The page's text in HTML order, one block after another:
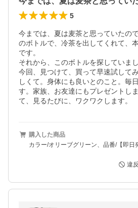
5
今までは、夏は麦茶と思っていたの
のボトルで、冷茶を出してくれて、
です。
それから、このボトルを探していまし
今回、見つけて、買って早速試して
しくて。身体にも良いとのこと。毎
す。家族、お友達にもプレゼントし
て、見るたびに、ワクワクします。
購入した商品
カラー/オリーブグリーン、品番/【即
違